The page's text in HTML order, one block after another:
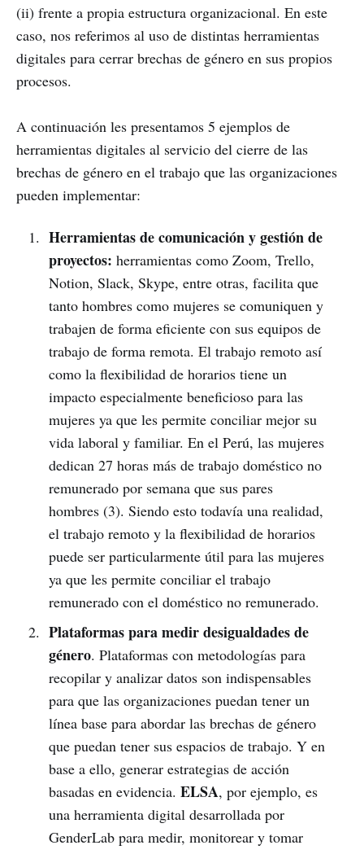
(ii) frente a propia estructura organizacional. En este
caso, nos referimos al uso de distintas herramientas
digitales para cerrar brechas de género en sus propios
procesos.
A continuación les presentamos 5 ejemplos de
herramientas digitales al servicio del cierre de las
brechas de género en el trabajo que las organizaciones
pueden implementar:
Herramientas de comunicación y gestión de
proyectos: herramientas como Zoom, Trello,
Notion, Slack, Skype, entre otras, facilita que
tanto hombres como mujeres se comuniquen y
trabajen de forma eficiente con sus equipos de
trabajo de forma remota. El trabajo remoto así
como la flexibilidad de horarios tiene un
impacto especialmente beneficioso para las
mujeres ya que les permite conciliar mejor su
vida laboral y familiar. En el Perú, las mujeres
dedican 27 horas más de trabajo doméstico no
remunerado por semana que sus pares
hombres (3). Siendo esto todavía una realidad,
el trabajo remoto y la flexibilidad de horarios
puede ser particularmente útil para las mujeres
ya que les permite conciliar el trabajo
remunerado con el doméstico no remunerado.
Plataformas para medir desigualdades de
género. Plataformas con metodologías para
recopilar y analizar datos son indispensables
para que las organizaciones puedan tener un
línea base para abordar las brechas de género
que puedan tener sus espacios de trabajo. Y en
base a ello, generar estrategias de acción
basadas en evidencia. ELSA, por ejemplo, es
una herramienta digital desarrollada por
GenderLab para medir, monitorear y tomar